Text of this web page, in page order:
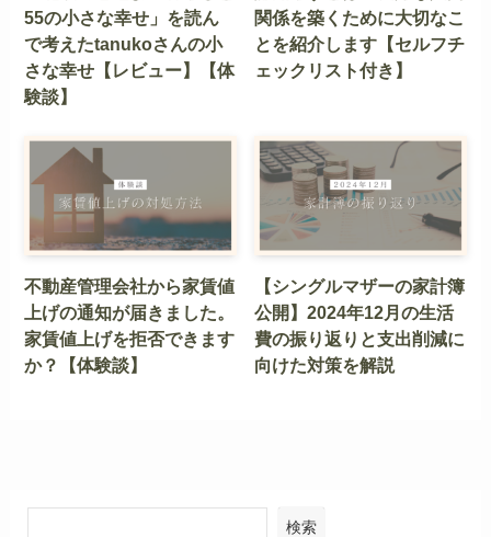
55の小さな幸せ」を読ん
で考えたtanukoさんの小
さな幸せ【レビュー】【体
験談】
関係を築くために大切なこ
とを紹介します【セルフチ
ェックリスト付き】
不動産管理会社から家賃値
上げの通知が届きました。
家賃値上げを拒否できます
か？【体験談】
【シングルマザーの家計簿
公開】2024年12月の生活
費の振り返りと支出削減に
向けた対策を解説
検索